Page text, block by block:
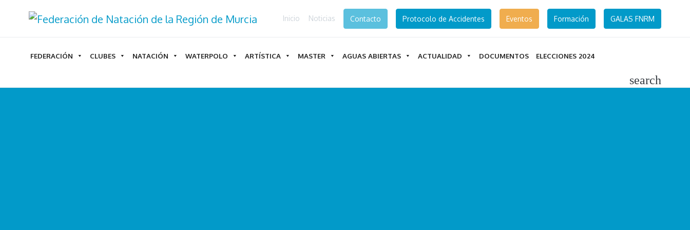
Inicio Noticias Contacto Protocolo de Accidentes Eventos Formación GALAS FNRM
FEDERACIÓN CLUBES NATACIÓN WATERPOLO ARTÍSTICA MASTER AGUAS ABIERTAS ACTUALIDAD DOCUMENTOS ELECCIONES 2024
search